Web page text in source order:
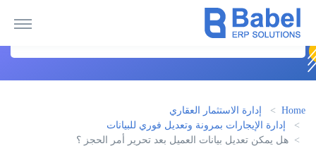
Home
إدارة الاستثمار العقاري
إدارة الإيجارات بمرونة وتعديل فوري للبيانات
هل يمكن تعديل بيانات العميل بعد تحرير أمر الحجز ؟